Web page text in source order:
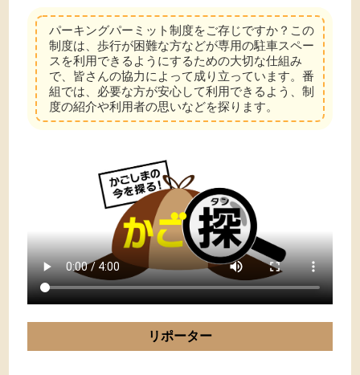
パーキングパーミット制度をご存じですか？この
制度は、歩行が困難な方などが専用の駐車スペー
スを利用できるようにするための大切な仕組み
で、皆さんの協力によって成り立っています。番
組では、必要な方が安心して利用できるよう、制
度の紹介や利用者の思いなどを探ります。
リポーター